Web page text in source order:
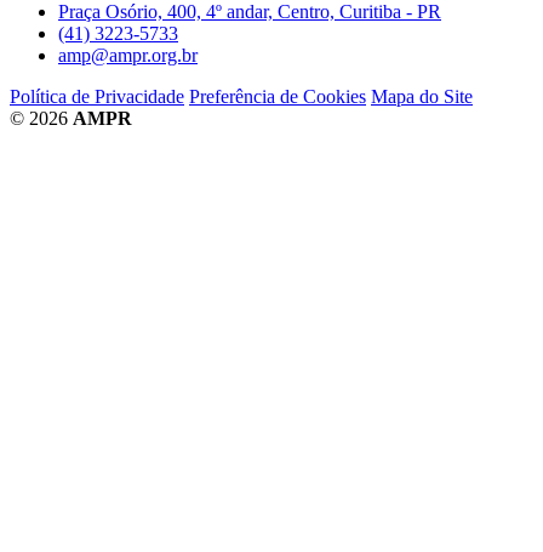
Praça Osório, 400, 4º andar, Centro, Curitiba - PR
(41) 3223-5733
amp@ampr.org.br
Política de Privacidade Preferência de Cookies Mapa do Site
© 2026 AMPR